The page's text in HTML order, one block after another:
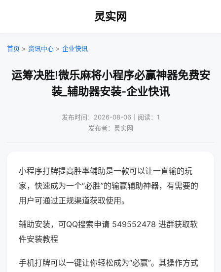
灵实网
首页 > 资讯中心 > 企业快讯
运筹决胜!微乐麻将小程序必赢神器免费安
装_辅助器安装-企业快讯
发布时间：2026-08-06｜阅读：1
发布者：灵实网
小程序打牌提高胜率辅助是一款可以让一直输的玩
家，快速成为一个“必胜”的输赢辅助神器，有需要的
用户可通过正规渠道获取使用。
辅助安装，可QQ搜索申请 549552478 进群获取软
件安装教程
手机打牌可以一键让你轻松成为“必赢”。其操作方式